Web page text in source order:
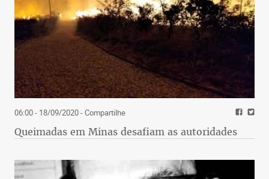
06:00 - 18/09/2020- Compartilhe
Queimadas em Minas desafiam as autoridades